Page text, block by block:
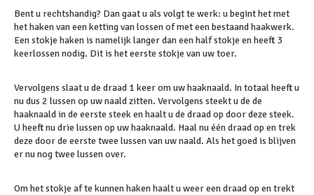
Bent u rechtshandig? Dan gaat u als volgt te werk: u begint het met
het haken van een ketting van lossen of met een bestaand haakwerk.
Een stokje haken is namelijk langer dan een half stokje en heeft 3
keerlossen nodig. Dit is het eerste stokje van uw toer.
Vervolgens slaat u de draad 1 keer om uw haaknaald. In totaal heeft u
nu dus 2 lussen op uw naald zitten. Vervolgens steekt u de de
haaknaald in de eerste steek en haalt u de draad op door deze steek.
U heeft nu drie lussen op uw haaknaald. Haal nu één draad op en trek
deze door de eerste twee lussen van uw naald. Als het goed is blijven
er nu nog twee lussen over.
Om het stokje af te kunnen haken haalt u weer een draad op en trekt